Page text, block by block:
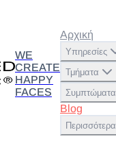
WE
CREATE
HAPPY
FACES
Αρχική
Υπηρεσίες
Τμήματα
Συμπτώματα
Blog
Περισσότερα